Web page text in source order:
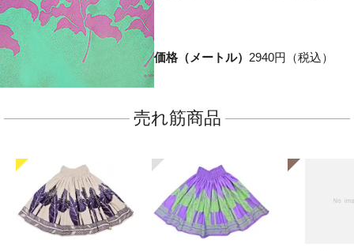
価格（メートル） 2940円（税込）
売れ筋商品